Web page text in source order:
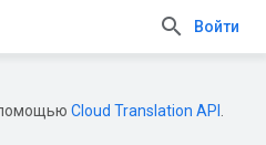
Войти
Cloud Translation API